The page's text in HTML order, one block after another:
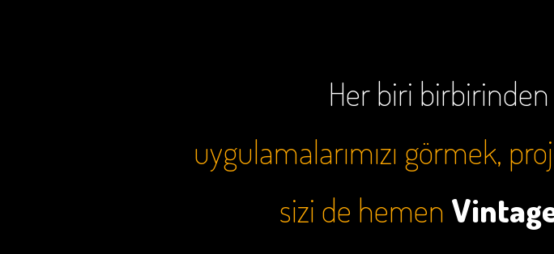
Her biri
uygulamalarımızı görmek,
sizi de hemen